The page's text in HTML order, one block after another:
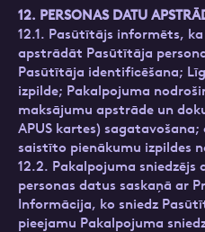
12. PERSONAS DATU
12.1. Pasūtītājs informēts,
apstrādāt Pasūtītāja
Pasūtītāja identificēšana;
izpilde; Pakalpojuma
maksājumu apstrāde un
APUS kartes)
saistīto pienākumu izpildes
12.2. Pakalpojuma
personas datus saskaņā ar
‍Informācija, ko sniedz
pieejamu Pakalpojuma